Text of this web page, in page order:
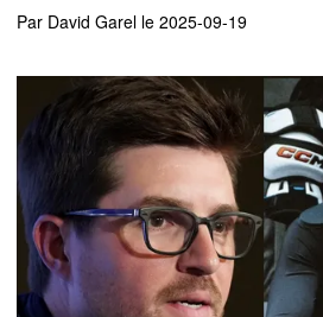
Par David Garel le 2025-09-19